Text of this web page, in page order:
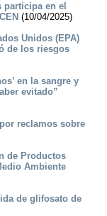
en el
(10/04/2025)
Unidos (EPA)
de los riesgos
en la sangre y
evitado”
reclamos sobre
de Productos
Ambiente
de glifosato de